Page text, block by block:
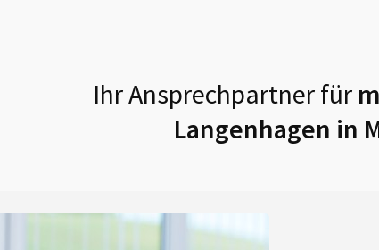
Ihr Ansprechpartner für
Langenhagen in